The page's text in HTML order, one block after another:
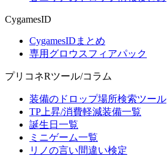
CygamesID
CygamesIDまとめ
専用グロウスフィアパック
プリコネRツール/コラム
装備のドロップ場所検索ツール
TP上昇/消費軽減装備一覧
誕生日一覧
ミニゲーム一覧
リノの言い間違い検定